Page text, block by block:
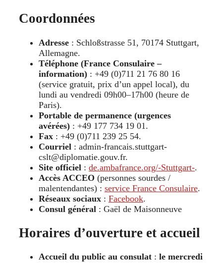
Coordonnées
Adresse : Schloßstrasse 51, 70174 Stuttgart,
Allemagne.
Téléphone (France Consulaire –
information) : +49 (0)711 21 76 80 16
(service gratuit, prix d’un appel local), du
lundi au vendredi 09h00–17h00 (heure de
Paris).
Portable de permanence (urgences
avérées) : +49 177 734 19 01.
Fax : +49 (0)711 239 25 54.
Courriel : admin-francais.stuttgart-
cslt@diplomatie.gouv.fr.
Site officiel : de.ambafrance.org/-Stuttgart-.
Accès ACCEO (personnes sourdes /
malentendantes) : service France Consulaire.
Réseaux sociaux : Facebook.
Consul général : Gaël de Maisonneuve
Horaires d’ouverture et accueil
Accueil du public au consulat : le mercredi